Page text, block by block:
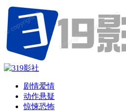
剧情爱情
动作悬疑
惊悚恐怖